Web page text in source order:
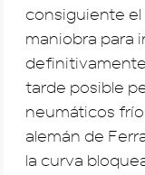
consiguiente el
maniobra para
tarde posible
neumáticos
alemán de
la curva